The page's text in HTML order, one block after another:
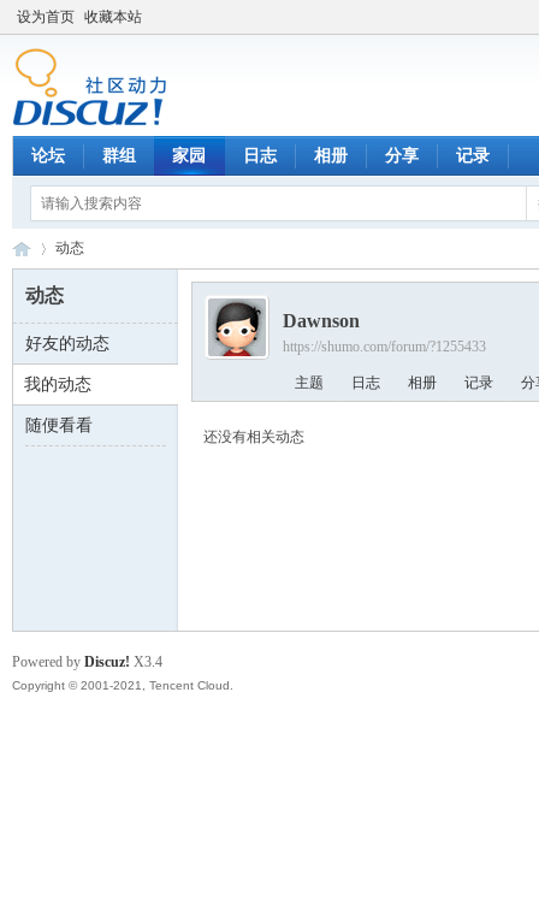
设为首页 收藏本站
论坛 群组 家园 日志 相册 分享 记录
数 ›
动态
动态
好友的动态
我的动态
随便看看
Dawnson
https://shumo.com/forum/?1255433
主题 日志 相册 记录 分
还没有相关动态
Powered by Discuz! X3.4
Copyright © 2001-2021, Tencent Cloud.